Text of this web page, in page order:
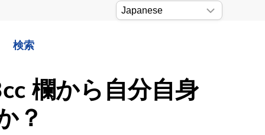
検索
欄から自分自身
？